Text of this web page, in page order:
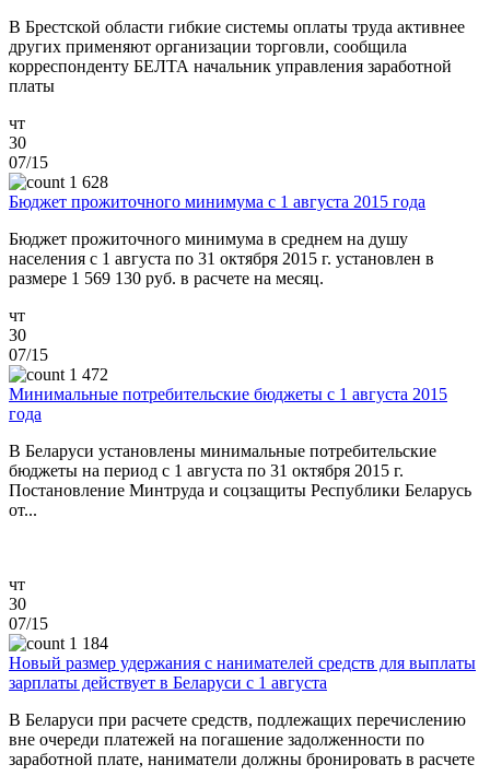
В Брестской области гибкие системы оплаты труда активнее
других применяют организации торговли, сообщила
корреспонденту БЕЛТА начальник управления заработной
платы
чт
30
07/15
1 628
Бюджет прожиточного минимума с 1 августа 2015 года
Бюджет прожиточного минимума в среднем на душу
населения с 1 августа по 31 октября 2015 г. установлен в
размере 1 569 130 руб. в расчете на месяц.
чт
30
07/15
1 472
Минимальные потребительские бюджеты с 1 августа 2015
года
В Беларуси установлены минимальные потребительские
бюджеты на период с 1 августа по 31 октября 2015 г.
Постановление Минтруда и соцзащиты Республики Беларусь
от...
чт
30
07/15
1 184
Новый размер удержания с нанимателей средств для выплаты
зарплаты действует в Беларуси с 1 августа
В Беларуси при расчете средств, подлежащих перечислению
вне очереди платежей на погашение задолженности по
заработной плате, наниматели должны бронировать в расчете